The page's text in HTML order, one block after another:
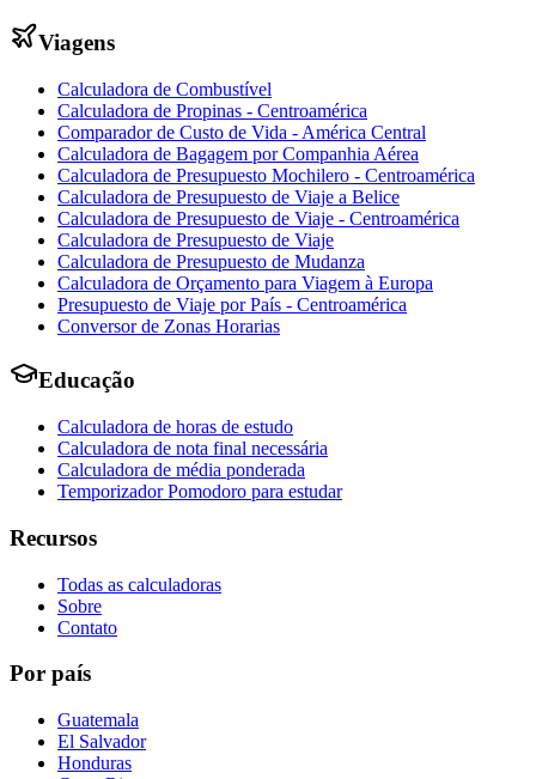
Viagens
Calculadora de Combustível
Calculadora de Propinas - Centroamérica
Comparador de Custo de Vida - América Central
Calculadora de Bagagem por Companhia Aérea
Calculadora de Presupuesto Mochilero - Centroamérica
Calculadora de Presupuesto de Viaje a Belice
Calculadora de Presupuesto de Viaje - Centroamérica
Calculadora de Presupuesto de Viaje
Calculadora de Presupuesto de Mudanza
Calculadora de Orçamento para Viagem à Europa
Presupuesto de Viaje por País - Centroamérica
Conversor de Zonas Horarias
Educação
Calculadora de horas de estudo
Calculadora de nota final necessária
Calculadora de média ponderada
Temporizador Pomodoro para estudar
Recursos
Todas as calculadoras
Sobre
Contato
Por país
Guatemala
El Salvador
Honduras